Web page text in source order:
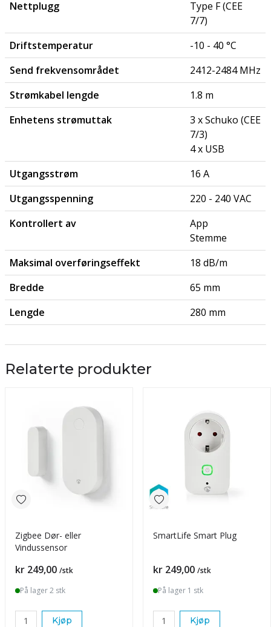
Nettplugg
Type F (CEE
7/7)
Driftstemperatur
-10 - 40 °C
Send frekvensområdet
2412-2484 MHz
Strømkabel lengde
1.8 m
Enhetens strømuttak
3 x Schuko (CEE
7/3)
4 x USB
Utgangsstrøm
16 A
Utgangsspenning
220 - 240 VAC
Kontrollert av
App
Stemme
Maksimal overføringseffekt
18 dB/m
Bredde
65 mm
Lengde
280 mm
Relaterte produkter
Zigbee Dør- eller
Vindussensor
Pris
kr 249,00 /stk
På lager 2 stk
Kjøp
SmartLife Smart Plug
Pris
kr 249,00 /stk
På lager 1 stk
Kjøp